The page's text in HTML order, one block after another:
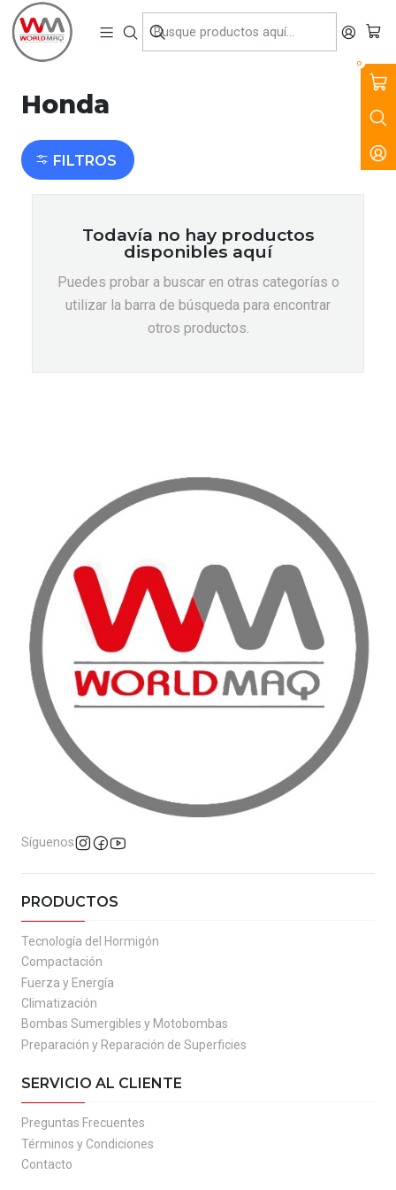
0
VENTA, ARRIENDO Y SERVICIO DE MAQUINARIA PARA LA
CONSTRUCCIÓN, MINERÍA E INDUSTRIA.
Inicio Marcas Honda
Honda
FILTROS
Todavía no hay productos
disponibles aquí
Puedes probar a buscar en otras categorías o
utilizar la barra de búsqueda para encontrar
otros productos.
Síguenos
PRODUCTOS
Tecnología del Hormigón
Compactación
Fuerza y Energía
Climatización
Bombas Sumergibles y Motobombas
Preparación y Reparación de Superficies
SERVICIO AL CLIENTE
Preguntas Frecuentes
Términos y Condiciones
Contacto